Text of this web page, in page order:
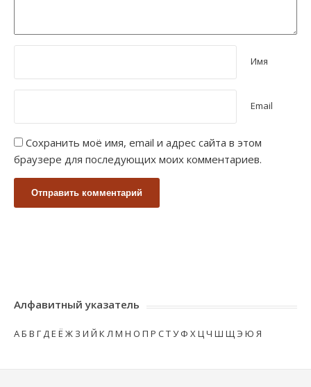
Имя
Email
Сохранить моё имя, email и адрес сайта в этом
браузере для последующих моих комментариев.
Алфавитный указатель
АБ В ГДЕ Ё Ж З И Й КЛ М Н О П Р СТУ Ф ХЦЧ Ш Щ Э Ю Я